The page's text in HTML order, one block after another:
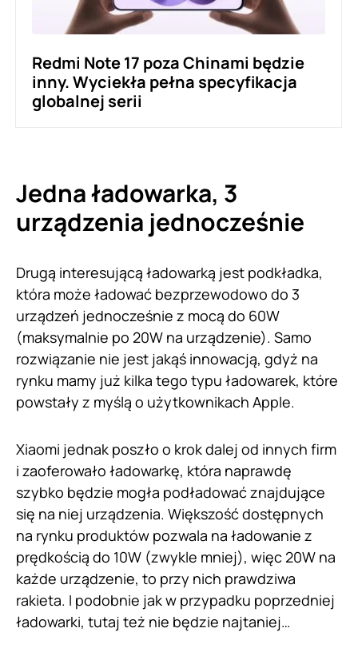
Redmi Note 17 poza Chinami będzie
inny. Wyciekła pełna specyfikacja
globalnej serii
Jedna ładowarka, 3
urządzenia jednocześnie
Drugą interesującą ładowarką jest podkładka,
która może ładować bezprzewodowo do 3
urządzeń jednocześnie z mocą do 60W
(maksymalnie po 20W na urządzenie). Samo
rozwiązanie nie jest jakąś innowacją, gdyż na
rynku mamy już kilka tego typu ładowarek, które
powstały z myślą o użytkownikach Apple.
Xiaomi jednak poszło o krok dalej od innych firm
i zaoferowało ładowarkę, która naprawdę
szybko będzie mogła podładować znajdujące
się na niej urządzenia. Większość dostępnych
na rynku produktów pozwala na ładowanie z
prędkością do 10W (zwykle mniej), więc 20W na
każde urządzenie, to przy nich prawdziwa
rakieta. I podobnie jak w przypadku poprzedniej
ładowarki, tutaj też nie będzie najtaniej…